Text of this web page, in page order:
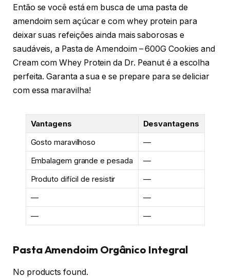
Então se você está em busca de uma pasta de
amendoim sem açúcar e com whey protein para
deixar suas refeições ainda mais saborosas e
saudáveis, a Pasta de Amendoim – 600G Cookies and
Cream com Whey Protein da Dr. Peanut é a escolha
perfeita. Garanta a sua e se prepare para se deliciar
com essa maravilha!
Vantagens
Desvantagens
Gosto maravilhoso
—
Embalagem grande e pesada
—
Produto difícil de resistir
—
—
—
—
—
Pasta Amendoim Orgânico Integral
No products found.